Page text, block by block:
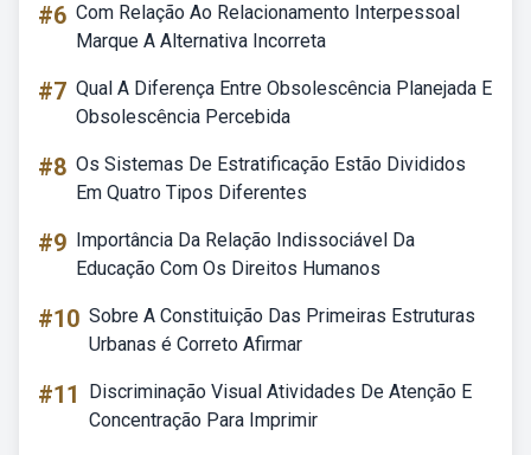
#6 Com Relação Ao Relacionamento Interpessoal
Marque A Alternativa Incorreta
#7 Qual A Diferença Entre Obsolescência Planejada E
Obsolescência Percebida
#8 Os Sistemas De Estratificação Estão Divididos
Em Quatro Tipos Diferentes
#9 Importância Da Relação Indissociável Da
Educação Com Os Direitos Humanos
#10 Sobre A Constituição Das Primeiras Estruturas
Urbanas é Correto Afirmar
#11
Discriminação Visual Atividades De Atenção E
Concentração Para Imprimir